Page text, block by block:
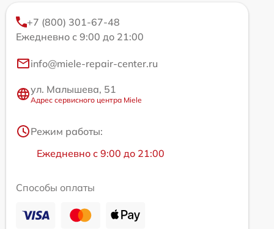
+7 (800) 301-67-48
Ежедневно с 9:00 до 21:00
info@miele-repair-center.ru
ул. Малышева, 51
Адрес сервисного центра Miele
Режим работы:
Ежедневно с 9:00 до 21:00
Способы оплаты